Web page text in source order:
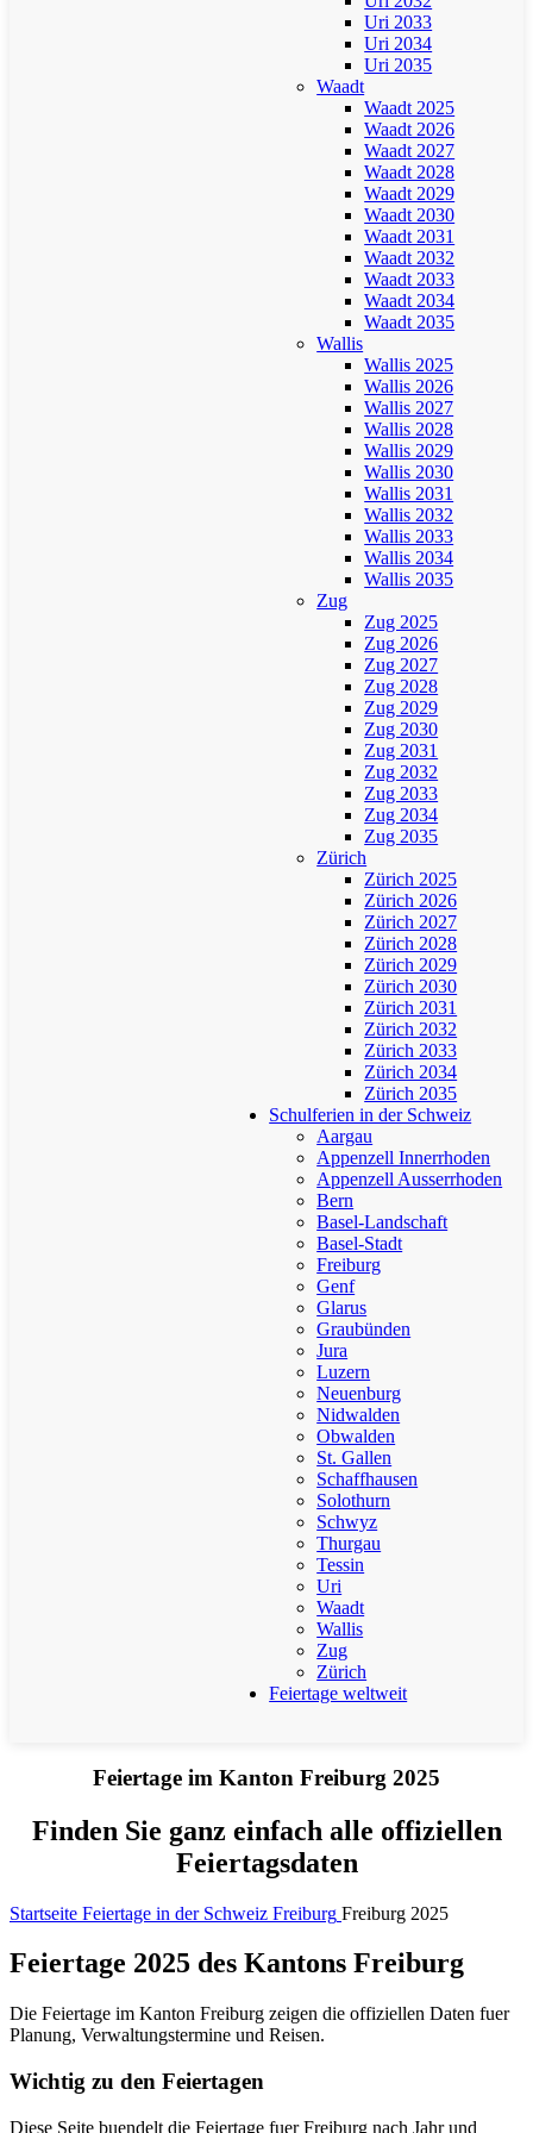
Uri 2033
Uri 2034
Uri 2035
Waadt
Waadt 2025
Waadt 2026
Waadt 2027
Waadt 2028
Waadt 2029
Waadt 2030
Waadt 2031
Waadt 2032
Waadt 2033
Waadt 2034
Waadt 2035
Wallis
Wallis 2025
Wallis 2026
Wallis 2027
Wallis 2028
Wallis 2029
Wallis 2030
Wallis 2031
Wallis 2032
Wallis 2033
Wallis 2034
Wallis 2035
Zug
Zug 2025
Zug 2026
Zug 2027
Zug 2028
Zug 2029
Zug 2030
Zug 2031
Zug 2032
Zug 2033
Zug 2034
Zug 2035
Zürich
Zürich 2025
Zürich 2026
Zürich 2027
Zürich 2028
Zürich 2029
Zürich 2030
Zürich 2031
Zürich 2032
Zürich 2033
Zürich 2034
Zürich 2035
Schulferien in der Schweiz
Aargau
Appenzell Innerrhoden
Appenzell Ausserrhoden
Bern
Basel-Landschaft
Basel-Stadt
Freiburg
Genf
Glarus
Graubünden
Jura
Luzern
Neuenburg
Nidwalden
Obwalden
St. Gallen
Schaffhausen
Solothurn
Schwyz
Thurgau
Tessin
Uri
Waadt
Wallis
Zug
Zürich
Feiertage weltweit
Feiertage im Kanton Freiburg 2025
Finden Sie ganz einfach alle offiziellen
Feiertagsdaten
Startseite Feiertage in der Schweiz Freiburg Freiburg 2025
Feiertage 2025 des Kantons Freiburg
Die Feiertage im Kanton Freiburg zeigen die offiziellen Daten fuer
Planung, Verwaltungstermine und Reisen.
Wichtig zu den Feiertagen
Diese Seite buendelt die Feiertage fuer Freiburg nach Jahr und